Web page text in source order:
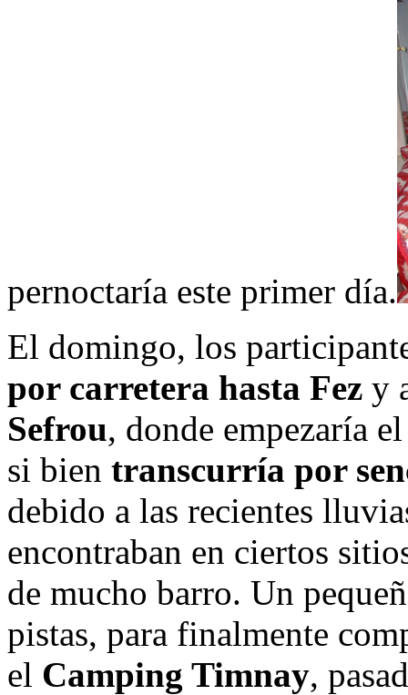
pernoctaría este primer día.
El domingo, los
por carretera hasta Fez y
Sefrou, donde empezaría
si bien transcurría por
debido a las recientes
encontraban en ciertos
de mucho barro. Un
pistas, para finalmente
el Camping Timnay,